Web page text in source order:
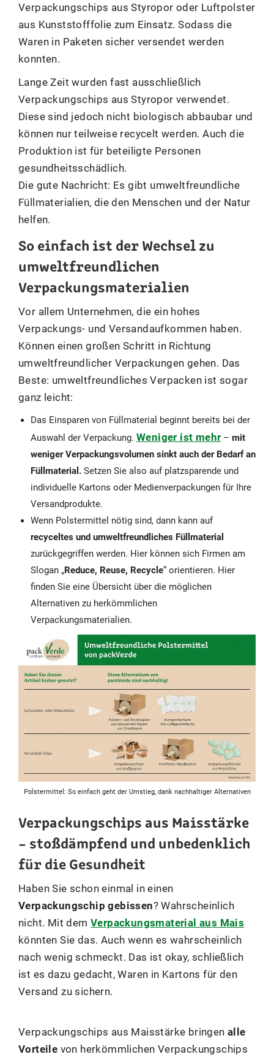
Verpackungschips aus Styropor oder Luftpolster
aus Kunststofffolie zum Einsatz. Sodass die
Waren in Paketen sicher versendet werden
konnten.
Lange Zeit wurden fast ausschließlich
Verpackungschips aus Styropor verwendet.
Diese sind jedoch nicht biologisch abbaubar und
können nur teilweise recycelt werden. Auch die
Produktion ist für beteiligte Personen
gesundheitsschädlich.
Die gute Nachricht: Es gibt umweltfreundliche
Füllmaterialien, die den Menschen und der Natur
helfen.
So einfach ist der Wechsel zu
umweltfreundlichen
Verpackungsmaterialien
Vor allem Unternehmen, die ein hohes
Verpackungs- und Versandaufkommen haben.
Können einen großen Schritt in Richtung
umweltfreundlicher Verpackungen gehen. Das
Beste: umweltfreundliches Verpacken ist sogar
ganz leicht:
Das Einsparen von Füllmaterial beginnt bereits bei der
Auswahl der Verpackung. Weniger ist mehr –mit
weniger Verpackungsvolumen sinkt auch der Bedarf an
Füllmaterial. Setzen Sie also auf platzsparende und
individuelle Kartons oder Medienverpackungen für Ihre
Versandprodukte.
Wenn Polstermittel nötig sind, dann kann auf
recyceltes und umweltfreundliches Füllmaterial
zurückgegriffen werden. Hier können sich Firmen am
Slogan „Reduce, Reuse, Recycle“ orientieren. Hier
finden Sie eine Übersicht über die möglichen
Alternativen zu herkömmlichen
Verpackungsmaterialien.
Polstermittel: So einfach geht der Umstieg, dank nachhaltiger Alternativen
Verpackungschips aus Maisstärke
– stoßdämpfend und unbedenklich
für die Gesundheit
Haben Sie schon einmal in einen
Verpackungschip gebissen? Wahrscheinlich
nicht. Mit demVerpackungsmaterial aus Mais
könnten Sie das. Auch wenn es wahrscheinlich
nach wenig schmeckt. Das ist okay, schließlich
ist es dazu gedacht, Waren in Kartons für den
Versand zu sichern.
Verpackungschips aus Maisstärke bringen alle
Vorteile von herkömmlichen Verpackungschips